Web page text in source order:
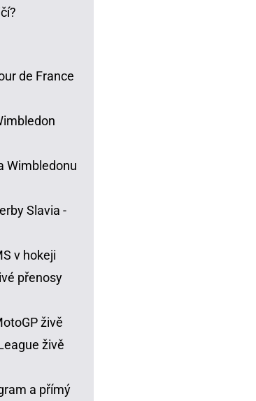
de France
Wimbledonu
Slavia -
v hokeji
přenosy
živě
živě
a přímý